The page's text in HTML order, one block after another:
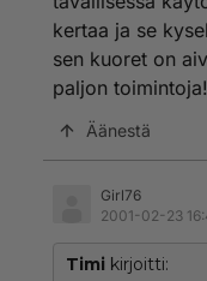
kertaa ja se
sen kuoret on
paljon toimintoja!
Äänestä
Girl76
2001-02-23
Timi kirjoitti: